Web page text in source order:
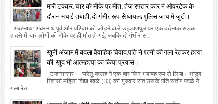
मारी टक्कर, चार की मौके पर मौत, तेज रफ्तार कार ने ओवरटेक के
दौरान मचाई तबाही, दो गंभीर रूप से घायल; पुलिस जांच में जुटी।
अंबरनाथ: अंबरनाथ पूर्व और पश्चिम को जोड़ने वाले उड्डाणपुल पर एक दर्दनाक सड़क
हादसे में चार लोगों की मौके पर ही मौत हो गई, जबकि दो गंभीर रू...
खूनी अंजाम में बदला वैवाहिक विवाद,पति ने पत्नी की गला रेतकर हत्या
की, खुद भी आत्महत्या का किया प्रयास।
उल्हासनगर – घरेलू कलह ने एक बार फिर भयावह रूप ले लिया। भांडुप
निवासी महिला विद्या पवळे (33) की गुरुवार रात उसके पति संतोष पवळे ने
गला रेत...